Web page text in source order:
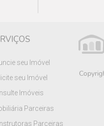
seu Imóvel
seu Imóvel
Imóveis
Parceiras
Parceiras